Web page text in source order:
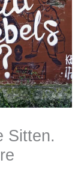
Sitten.